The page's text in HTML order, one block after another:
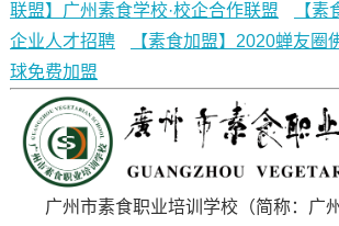
联盟】广州素食学校·校企合作联盟
【
企业人才招聘
【素食加盟】2020蝉友圈
球免费加盟
广州市素食职业培训学校（简称：广